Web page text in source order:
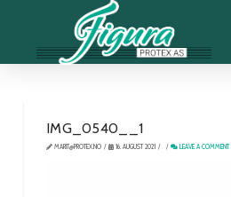
IMG_0540__1
MARIT@PROTEX.NO 16. AUGUST 2021 LEAVE A COMMENT